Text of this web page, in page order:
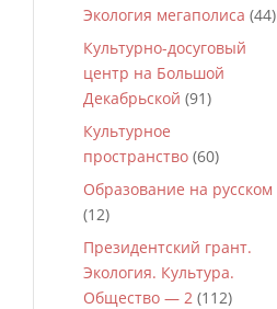
Экология мегаполиса (44)
Культурно-досуговый
центр на Большой
Декабрьской (91)
Культурное
пространство (60)
Образование на русском
(12)
Президентский грант.
Экология. Культура.
Общество — 2 (112)